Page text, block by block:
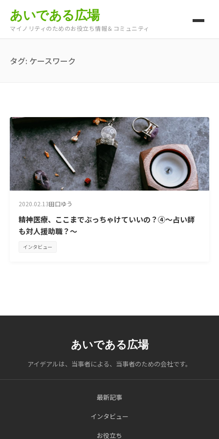
あいである広場
マイノリティのためのお役立ち情報＆コミュニティ
タグ: ケースワーク
2020.02.13田口ゆう
精神医療、ここまでぶっちゃけていいの？④～占い師
も対人援助職？～
インタビュー
あいである広場
アイデアルは、当事者による、当事者のための会社です。
最新記事
インタビュー
お役立ち